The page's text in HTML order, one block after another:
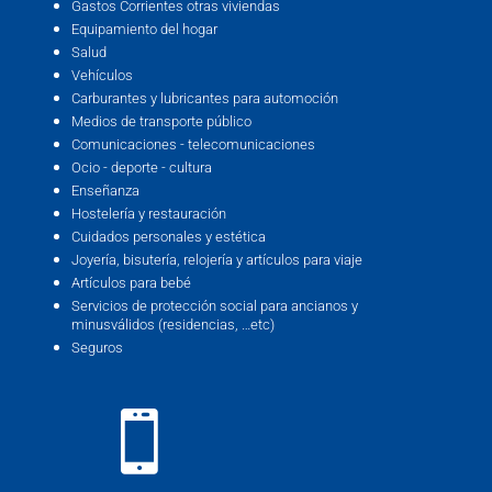
Gastos Corrientes otras viviendas
Equipamiento del hogar
Salud
Vehículos
Carburantes y lubricantes para automoción
Medios de transporte público
Comunicaciones - telecomunicaciones
Ocio - deporte - cultura
Enseñanza
Hostelería y restauración
Cuidados personales y estética
Joyería, bisutería, relojería y artículos para viaje
Artículos para bebé
Servicios de protección social para ancianos y
minusválidos (residencias, …etc)
Seguros